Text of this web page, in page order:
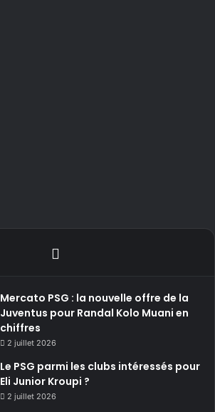
Mercato PSG : la nouvelle offre de la
Juventus pour Randal Kolo Muani en
chiffres
2 juillet 2026
Le PSG parmi les clubs intéressés pour
Eli Junior Kroupi ?
2 juillet 2026